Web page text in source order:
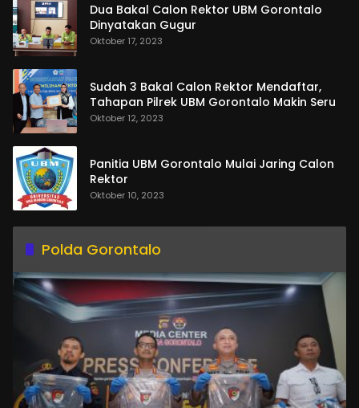
Dua Bakal Calon Rektor UBM Gorontalo
Dinyatakan Gugur
Oktober 17, 2023
Sudah 3 Bakal Calon Rektor Mendaftar,
Tahapan Pilrek UBM Gorontalo Makin Seru
Oktober 12, 2023
Panitia UBM Gorontalo Mulai Jaring Calon
Rektor
Oktober 10, 2023
Polda Gorontalo